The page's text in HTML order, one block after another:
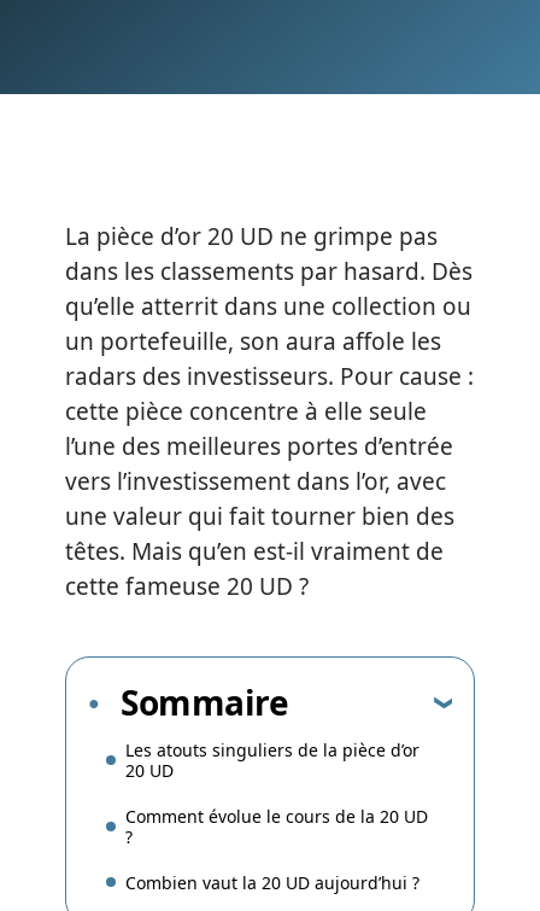
La pièce d’or 20 UD ne grimpe pas
dans les classements par hasard. Dès
qu’elle atterrit dans une collection ou
un portefeuille, son aura affole les
radars des investisseurs. Pour cause :
cette pièce concentre à elle seule
l’une des meilleures portes d’entrée
vers l’investissement dans l’or, avec
une valeur qui fait tourner bien des
têtes. Mais qu’en est-il vraiment de
cette fameuse 20 UD ?
Sommaire
Les atouts singuliers de la pièce d’or
20 UD
Comment évolue le cours de la 20 UD
?
Combien vaut la 20 UD aujourd’hui ?